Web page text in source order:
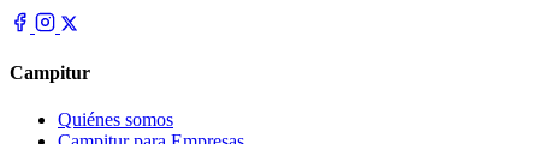
Campitur
Quiénes somos